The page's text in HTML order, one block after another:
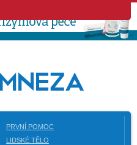
PRVNÍ POMOC
LIDSKÉ TĚLO